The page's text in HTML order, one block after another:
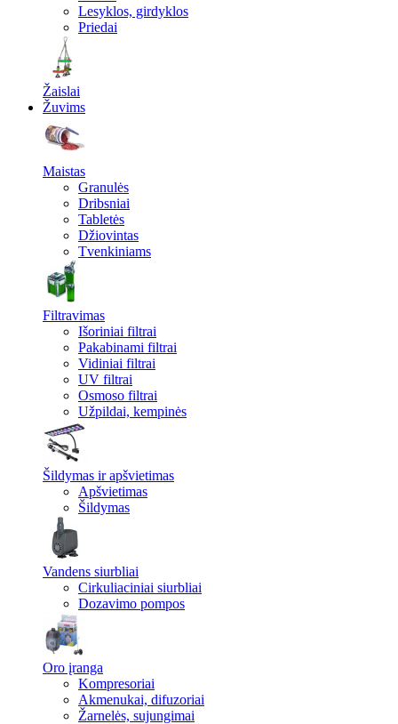
Lesyklos, girdyklos
Priedai
Žaislai
Žuvims
Maistas
Granulės
Dribsniai
Tabletės
Džiovintas
Tvenkiniams
Filtravimas
Išoriniai filtrai
Pakabinami filtrai
Vidiniai filtrai
UV filtrai
Osmoso filtrai
Užpildai, kempinės
Šildymas ir apšvietimas
Apšvietimas
Šildymas
Vandens siurbliai
Cirkuliaciniai siurbliai
Dozavimo pompos
Oro įranga
Kompresoriai
Akmenukai, difuzoriai
Žarnelės, sujungimai